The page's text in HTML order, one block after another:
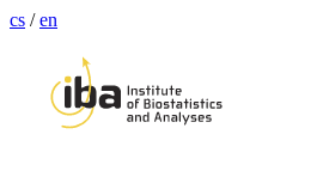
cs /en